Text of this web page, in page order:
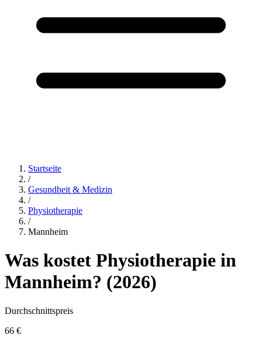
Startseite
/
Gesundheit & Medizin
/
Physiotherapie
/
Mannheim
Was kostet Physiotherapie in
Mannheim? (2026)
Durchschnittspreis
66 €